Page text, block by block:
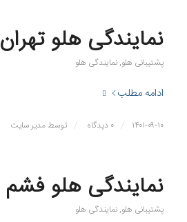
نمایندگی هلو تهران
پشتیبانی هلو,نمایندگی هلو
ادامه مطلب
۱۴۰۱-۰۹-۱۰ / ۰ دیدگاه / توسط مدیر سایت
نمایندگی هلو فشم
پشتیبانی هلو,نمایندگی هلو